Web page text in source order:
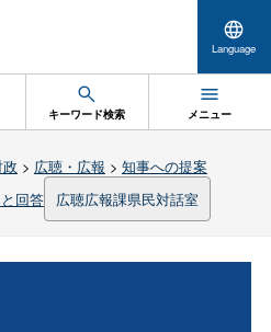
Language
キーワード検索 メニュー
> 広聴・広報 > 知事への提案
回答 広聴広報課県民対話室